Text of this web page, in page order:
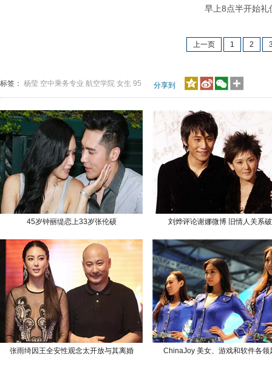
早上8点半开始礼
上一页 1 2
标签： 杨莹 空中乘务专业 航空学院 女生 95 分享到
45岁钟丽缇恋上33岁张伦硕
张雨绮因王全安性观念太开放与其离婚
刘烨评论谢娜微博 旧情人关系
ChinaJoy 美女、游戏和软件各领